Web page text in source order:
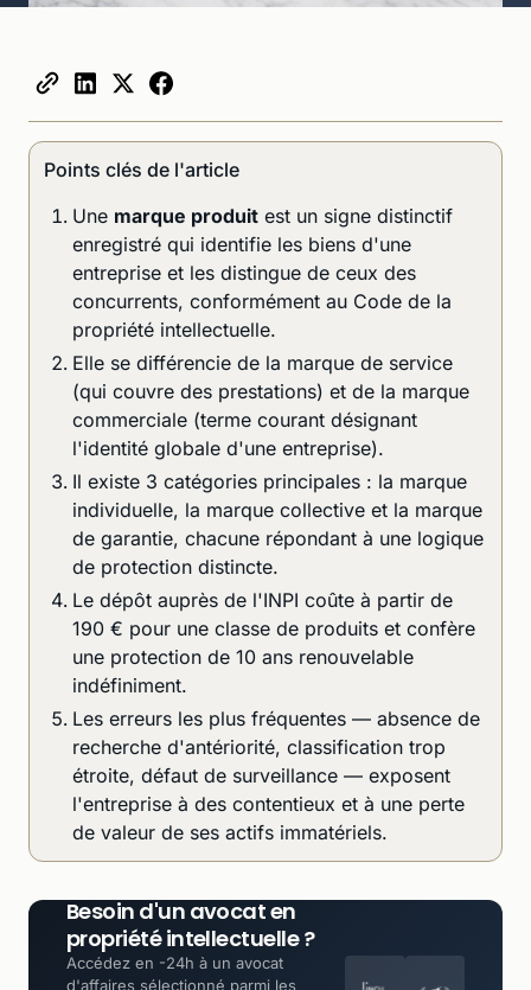
Points clés de l'article
Une marque produit est un signe distinctif
enregistré qui identifie les biens d'une
entreprise et les distingue de ceux des
concurrents, conformément au Code de la
propriété intellectuelle.
Elle se différencie de la marque de service
(qui couvre des prestations) et de la marque
commerciale (terme courant désignant
l'identité globale d'une entreprise).
Il existe 3 catégories principales : la marque
individuelle, la marque collective et la marque
de garantie, chacune répondant à une logique
de protection distincte.
Le dépôt auprès de l'INPI coûte à partir de
190 € pour une classe de produits et confère
une protection de 10 ans renouvelable
indéfiniment.
Les erreurs les plus fréquentes — absence de
recherche d'antériorité, classification trop
étroite, défaut de surveillance — exposent
l'entreprise à des contentieux et à une perte
de valeur de ses actifs immatériels.
Besoin d'un avocat en
propriété intellectuelle ?
Accédez en -24h à un avocat
d'affaires sélectionné parmi les